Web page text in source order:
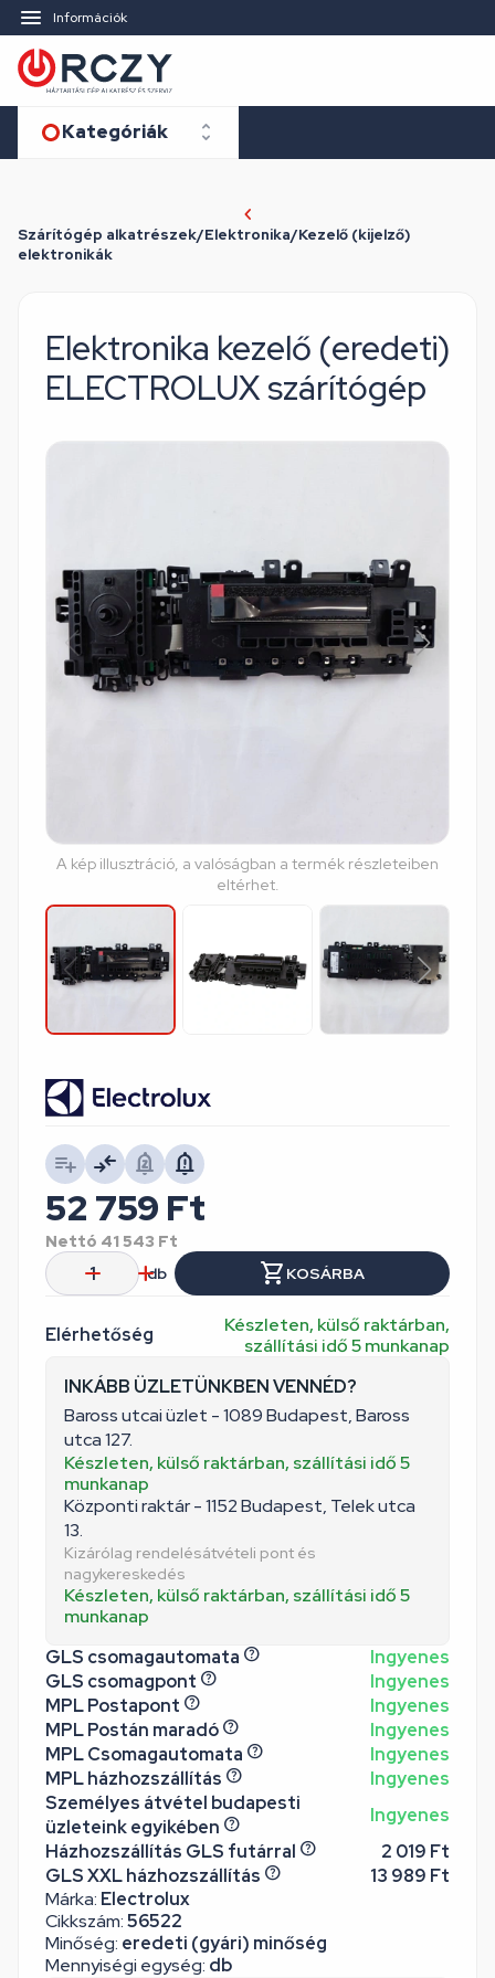
Információk
Kategóriák
Szárítógép alkatrészek/Elektronika/Kezelő (kijelző)
elektronikák
Elektronika kezelő (eredeti)
ELECTROLUX szárítógép
A kép illusztráció, a valóságban a termék részleteiben
eltérhet.
Márka: Electrolux
Cikkszám:56522
Minőség: eredeti (gyári) minőség
Mennyiségi egység: db
Elérhetőség
Készleten, külső raktárban,
szállítási idő 5 munkanap
INKÁBB ÜZLETÜNKBEN VENNÉD?
Baross utcai üzlet - 1089 Budapest, Baross
utca 127.
Készleten, külső raktárban, szállítási idő 5
munkanap
Központi raktár - 1152 Budapest, Telek utca
13.
Kizárólag rendelésátvételi pont és
nagykereskedés
Készleten, külső raktárban, szállítási idő 5
munkanap
GLS csomagautomata
Ingyenes
GLS csomagpont
Ingyenes
MPL Postapont
Ingyenes
MPL Postán maradó
Ingyenes
MPL Csomagautomata
Ingyenes
MPL házhozszállítás
Ingyenes
Személyes átvétel budapesti
üzleteink egyikében
Ingyenes
Házhozszállítás GLS futárral
2 019 Ft
GLS XXL házhozszállítás
13 989 Ft
52 759 Ft
Nettó 41 543 Ft
db
KOSÁRBA